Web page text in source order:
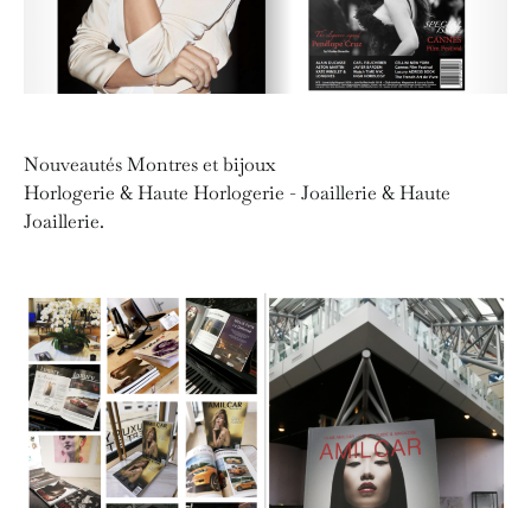
Nouveautés Montres et bijoux
Horlogerie & Haute Horlogerie - Joaillerie & Haute
Joaillerie.